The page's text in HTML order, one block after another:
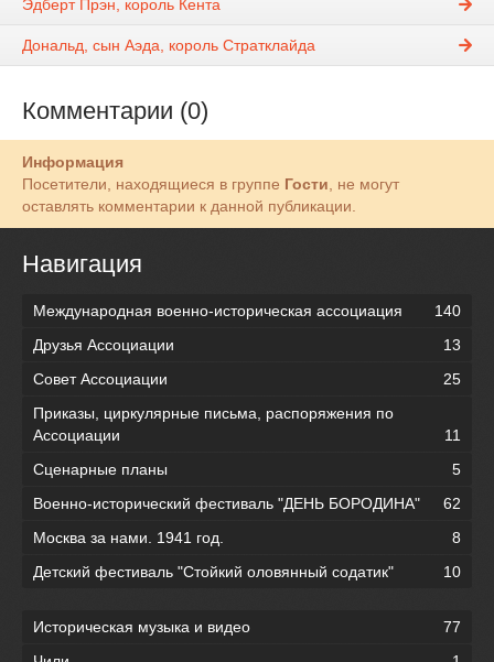
Эдберт Прэн, король Кента
Дональд, сын Аэда, король Стратклайда
Комментарии (0)
Информация
Посетители, находящиеся в группе Гости, не могут
оставлять комментарии к данной публикации.
Навигация
Международная военно-историческая ассоциация
140
Друзья Ассоциации
13
Совет Ассоциации
25
Приказы, циркулярные письма, распоряжения по
Ассоциации
11
Сценарные планы
5
Военно-исторический фестиваль "ДЕНЬ БОРОДИНА"
62
Москва за нами. 1941 год.
8
Детский фестиваль "Стойкий оловянный содатик"
10
Историческая музыка и видео
77